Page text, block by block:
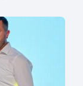
će se
stolovi na